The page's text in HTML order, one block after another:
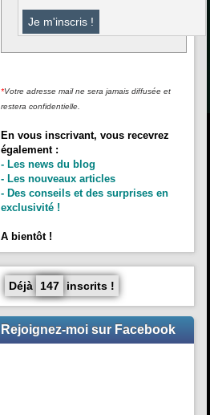
*Votre adresse mail ne sera jamais diffusée et
restera confidentielle.
En vous inscrivant, vous recevrez
également :
- Les news du blog
- Les nouveaux articles
- Des conseils et des surprises en
exclusivité !
A bientôt !
Déjà 147 inscrits !
Rejoignez-moi sur Facebook